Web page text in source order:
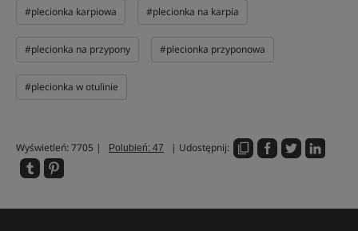
#plecionka karpiowa #plecionka na karpia
#plecionka na przypony #plecionka przyponowa
#plecionka w otulinie
Wyświetleń: 7705 | Polubień: 47 | Udostępnij: